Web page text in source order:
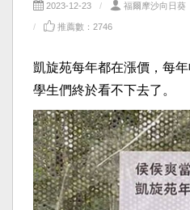
2023-12-23 福爾摩沙向日葵
推薦數：2746
凱旋苑每年都在漲價，每
學生們終於看不下去了。